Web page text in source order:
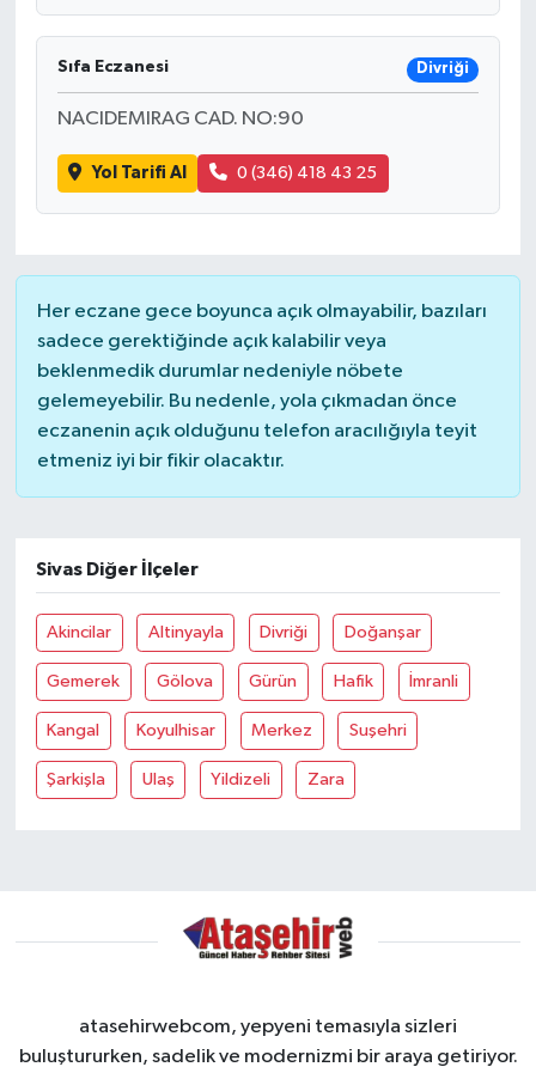
Sıfa Eczanesi Divriği
NACIDEMIRAG CAD. NO:90
Yol Tarifi Al 0 (346) 418 43 25
Her eczane gece boyunca açık olmayabilir, bazıları
sadece gerektiğinde açık kalabilir veya
beklenmedik durumlar nedeniyle nöbete
gelemeyebilir. Bu nedenle, yola çıkmadan önce
eczanenin açık olduğunu telefon aracılığıyla teyit
etmeniz iyi bir fikir olacaktır.
Sivas Diğer İlçeler
Akincilar Altinyayla Divriği Doğanşar
Gemerek Gölova Gürün Hafik İmranli
Kangal Koyulhisar Merkez Suşehri
Şarkişla Ulaş Yildizeli Zara
atasehirwebcom, yepyeni temasıyla sizleri
buluştururken, sadelik ve modernizmi bir araya getiriyor.